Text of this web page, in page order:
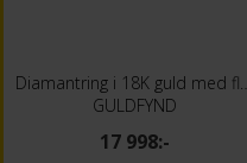
GULDFYND
17 998:-